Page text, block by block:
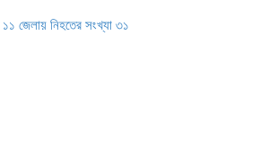
জেলায় নিহতের সংখ্যা ৩১